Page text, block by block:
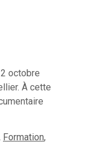
octobre
À cette
Formation,